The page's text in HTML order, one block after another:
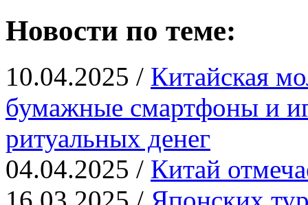
Новости по теме:
10.04.2025 / Китайская
бумажные смартфоны и
ритуальных денег
04.04.2025 / Китай